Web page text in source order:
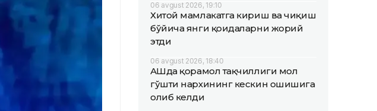
06 avgust 2026, 19:10
Хитой мамлакатга кириш ва чиқиш
бўйича янги қоидаларни жорий
этди
06 avgust 2026, 18:40
АҚШда қорамол тақчиллиги мол
гўшти нархининг кескин ошишига
олиб келди